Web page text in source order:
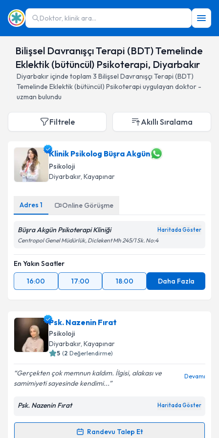
Doktor, klinik ara...
Bilişsel Davranışçı Terapi (BDT) Temelinde
Eklektik (bütüncül) Psikoterapi, Diyarbakır
Diyarbakıriçinde toplam 3 Bilişsel Davranışçı Terapi (BDT)
Temelinde Eklektik (bütüncül) Psikoterapi uygulayan doktor -
uzman bulundu
Filtrele Akıllı Sıralama
Klinik Psikolog Büşra Akgün
Psikoloji
Diyarbakır, Kayapınar
Adres 1 Online Görüşme
Büşra Akgün Psikoterapi Kliniği Haritada Göster
Centropol Genel Müdürlük, Diclekent Mh 245/1 Sk. No:4
En Yakın Saatler
16:00
17:00 18:00 Daha Fazla
Psk. Nazenin Fırat
Psikoloji
Diyarbakır, Kayapınar
5 (2 Değerlendirme)
Gerçekten çok memnun kaldım. İlgisi, alakası ve
samimiyeti sayesinde kendimi...
Devamı
Psk. Nazenin Fırat Haritada Göster
Randevu Talep Et